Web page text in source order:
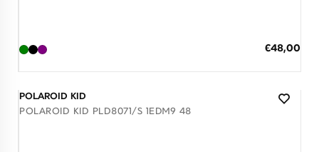
Ειδική
€48,00
POLAROID KID
POLAROID KID PLD8071/S 1EDM9 48